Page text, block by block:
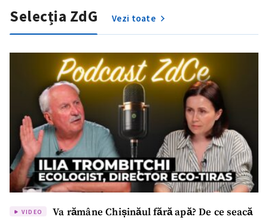
Selecția ZdG Vezi toate
VIDEO
Va rămâne Chișinăul fără apă? De ce seacă